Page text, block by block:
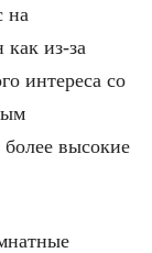
на
из-за
интереса со
высокие